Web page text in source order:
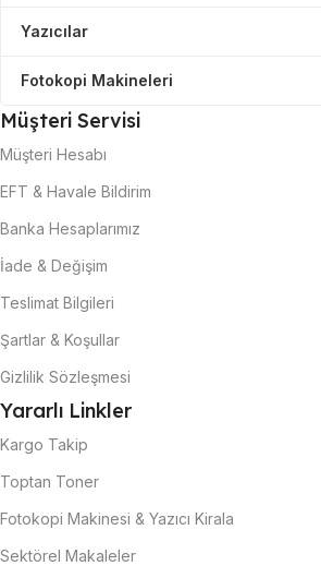
Yazıcılar
Fotokopi Makineleri
Müşteri Servisi
Müşteri Hesabı
EFT & Havale Bildirim
Banka Hesaplarımız
İade & Değişim
Teslimat Bilgileri
Şartlar & Koşullar
Gizlilik Sözleşmesi
Yararlı Linkler
Kargo Takip
Toptan Toner
Fotokopi Makinesi & Yazıcı Kirala
Sektörel Makaleler